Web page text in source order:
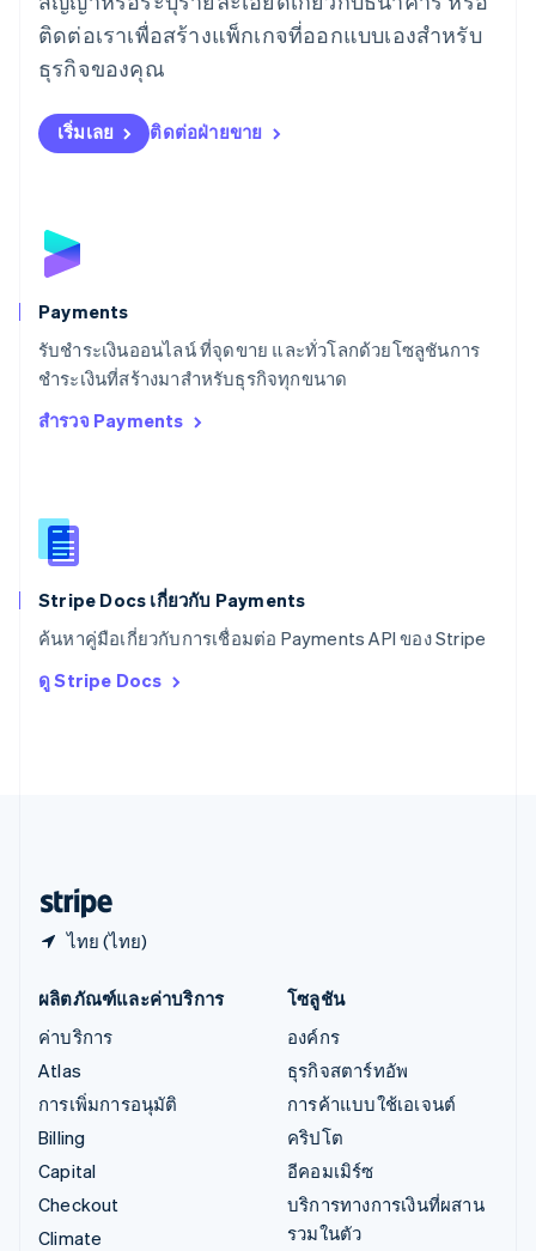
ติดต่อเราเพื่อสร้างแพ็กเกจที่ออกแบบเองสำหรับ
ธุรกิจของคุณ
เริ่มเลย ติดต่อฝ่ายขาย
Payments
รับชำระเงินออนไลน์ ที่จุดขาย และทั่วโลกด้วยโซลูชันการ
ชำระเงินที่สร้างมาสำหรับธุรกิจทุกขนาด
สำรวจ Payments
Stripe Docs เกี่ยวกับ Payments
ค้นหาคู่มือเกี่ยวกับการเชื่อมต่อ Payments API ของ Stripe
ดู Stripe Docs
ไทย (ไทย)
DeutschEnglish
ลิทัวเนีย
English
สเปน
สโลวาเกีย
English
Deutsch
สวีเดน
สหรัฐอเมริกา
English Español简体中文
สหรัฐอาหรับเอมิเรตส์
สหราชอาณาจักร
สิงคโปร์
English
ออสเตรเลีย
English
DeutschEnglish
ItalianoEnglish
ผลิตภัณฑ์และค่าบริการ
ค่าบริการ
Atlas
การเพิ่มการอนุมัติ
Billing
Capital
Checkout
Climate
โซลูชัน
องค์กร
ธุรกิจสตาร์ทอัพ
การค้าแบบใช้เอเจนต์
คริปโต
อีคอมเมิร์ซ
บริการทางการเงินที่ผสาน
รวมในตัว